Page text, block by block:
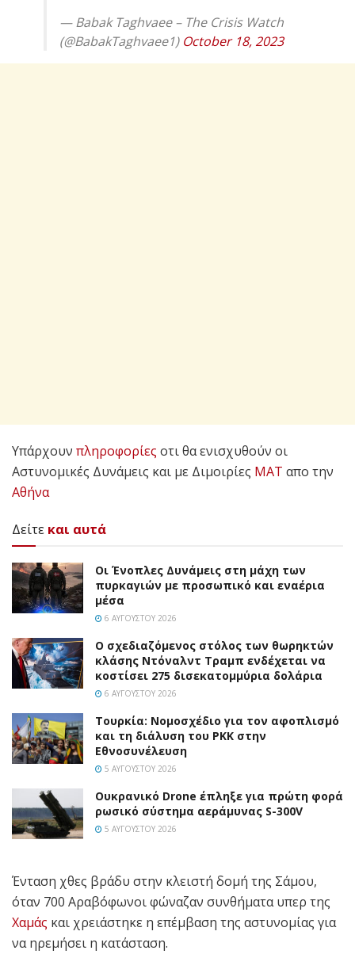
— Babak Taghvaee – The Crisis Watch
(@BabakTaghvaee1) October 18, 2023
Υπάρχουν πληροφορίες οτι θα ενισχυθούν οι
Αστυνομικές Δυνάμεις και με Διμοιρίες ΜΑΤ απο την
Αθήνα
Δείτε και αυτά
Οι Ένοπλες Δυνάμεις στη μάχη των
πυρκαγιών με προσωπικό και εναέρια
μέσα
6 ΑΥΓΟΎΣΤΟΥ 2026
Ο σχεδιαζόμενος στόλος των θωρηκτών
κλάσης Ντόναλντ Τραμπ ενδέχεται να
κοστίσει 275 δισεκατομμύρια δολάρια
6 ΑΥΓΟΎΣΤΟΥ 2026
Τουρκία: Νομοσχέδιο για τον αφοπλισμό
και τη διάλυση του PKK στην
Εθνοσυνέλευση
5 ΑΥΓΟΎΣΤΟΥ 2026
Ουκρανικό Drone έπληξε για πρώτη φορά
ρωσικό σύστημα αεράμυνας S-300V
5 ΑΥΓΟΎΣΤΟΥ 2026
Ένταση χθες βράδυ στην κλειστή δομή της Σάμου,
όταν 700 Αραβόφωνοι φώναζαν συνθήματα υπερ της
Χαμάς και χρειάστηκε η επέμβαση της αστυνομίας για
να ηρεμήσει η κατάσταση.